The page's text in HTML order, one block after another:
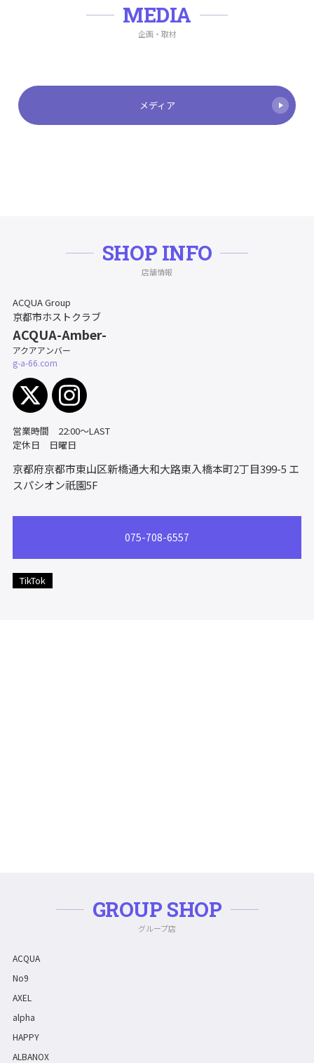
MEDIA
企画・取材
メディア
SHOP INFO
店舗情報
ACQUA Group
京都市ホストクラブ
ACQUA-Amber-
アクアアンバー
g-a-66.com
営業時間 22:00〜LAST
定休日 日曜日
京都府京都市東山区新橋通大和大路東入橋本町2丁目399-5 エ
スパシオン祇園5F
075-708-6557
TikTok
GROUP SHOP
グループ店
ACQUA
No9
AXEL
alpha
HAPPY
ALBANOX